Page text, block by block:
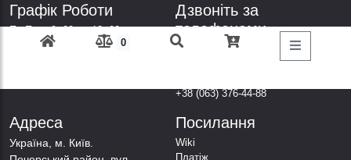
0
Графік Роботи
Пн-Пт: з 9: 00 до 18: 00
Субота: вихідний
Дзвоніть за
телефонами
+38 (098) 303-77-86
+38 (063) 376-44-88
Адреса
Українa, м. Київ.
Посилання
Wiki
Платіж